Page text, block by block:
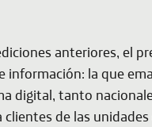
anteriores, el
la que
digital, tanto
de las